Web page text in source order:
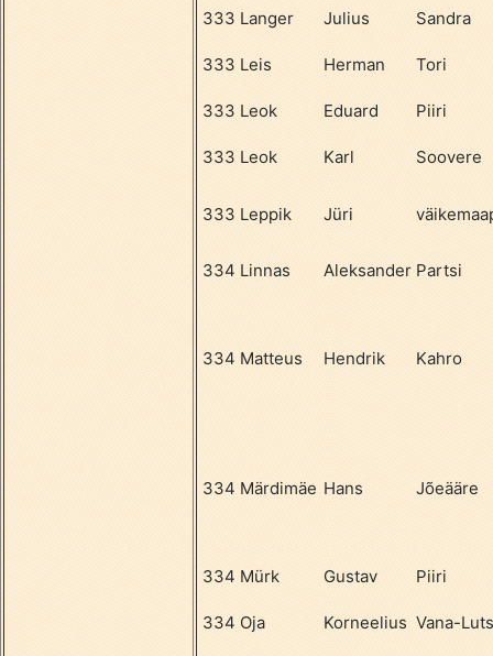
333 Langer Julius Sandra
333 Leis Herman Tori
333 Leok Eduard Piiri
333 Leok Karl Soovere
333 Leppik Jüri
334 Linnas Aleksander Partsi
334 Matteus Hendrik Kahro
334 Märdimäe Hans Jõeääre
334 Mürk Gustav Piiri
334 Oja Korneelius Vana-